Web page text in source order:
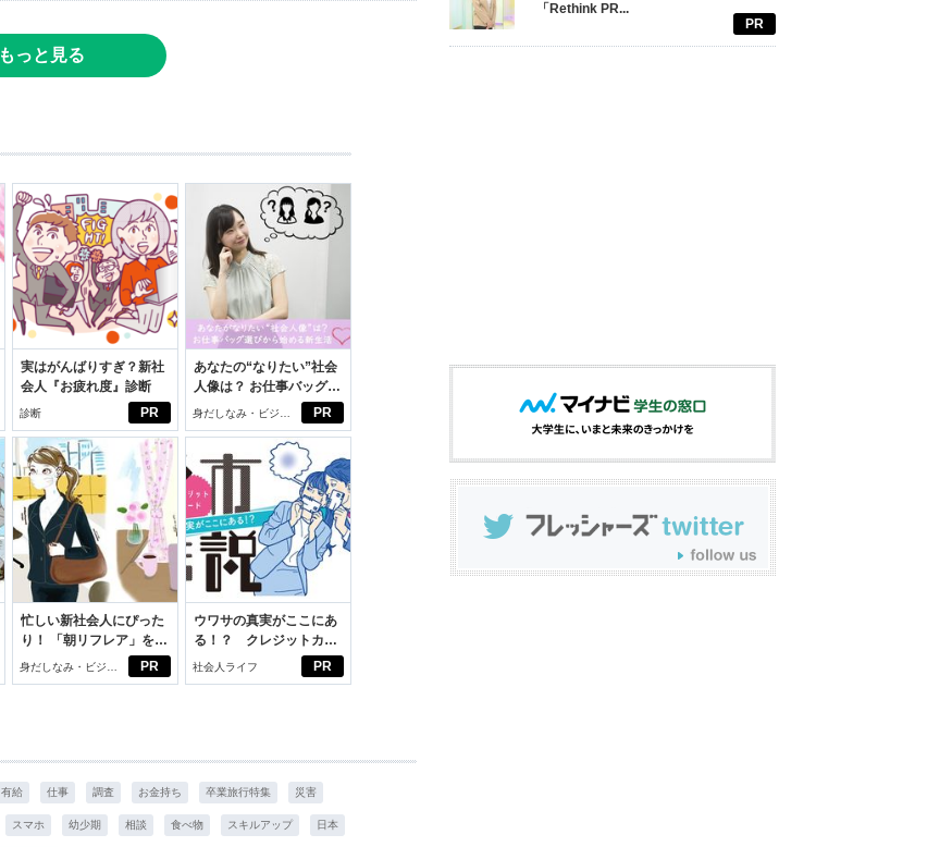
もっと見る
PR
実はがんばりすぎ？新社
会人『お疲れ度』診断
診断 PR
あなたの“なりたい”社会
人像は？ お仕事バッグ選
びから始める新生活
身だしなみ・ビジネ
スアイテム
PR
忙しい新社会人にぴった
り！ 「朝リフレア」をは
じめよう。しっかりニオ
イケアして24時間快適。
身だしなみ・ビジネ
スアイテム
PR
ウワサの真実がここにあ
る！？ クレジットカー
ドの都市伝説
社会人ライフ
有給 仕事 調査 お金持ち 卒業旅行特集 災害
スマホ 幼少期 相談 食べ物 スキルアップ 日本
「Rethink PR...
PR